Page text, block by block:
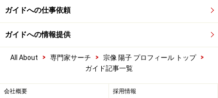
ガイドへの仕事依頼
ガイドへの情報提供
All About > 専門家サーチ > 宗像 陽子 プロフィール トップ
>
ガイド記事一覧
会社概要 採用情報